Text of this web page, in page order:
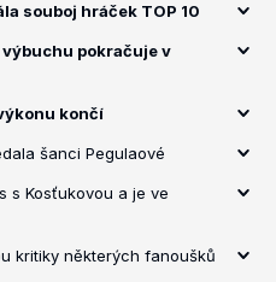
souboj hráček TOP 10
výbuchu pokračuje v
končí
šanci Pegulaové
s Kosťukovou a je ve
kritiky některých fanoušků